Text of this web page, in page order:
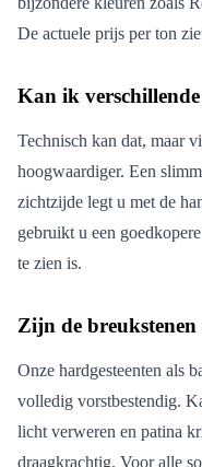
De actuele prijs per ton
Kan ik verschillende
Technisch kan dat, maar
hoogwaardiger. Een
zichtzijde legt u met de
gebruikt u een
te zien is.
Zijn de breukstenen
Onze hardgesteenten als
volledig vorstbestendig.
licht verweren en patina
draagkrachtig. Voor alle